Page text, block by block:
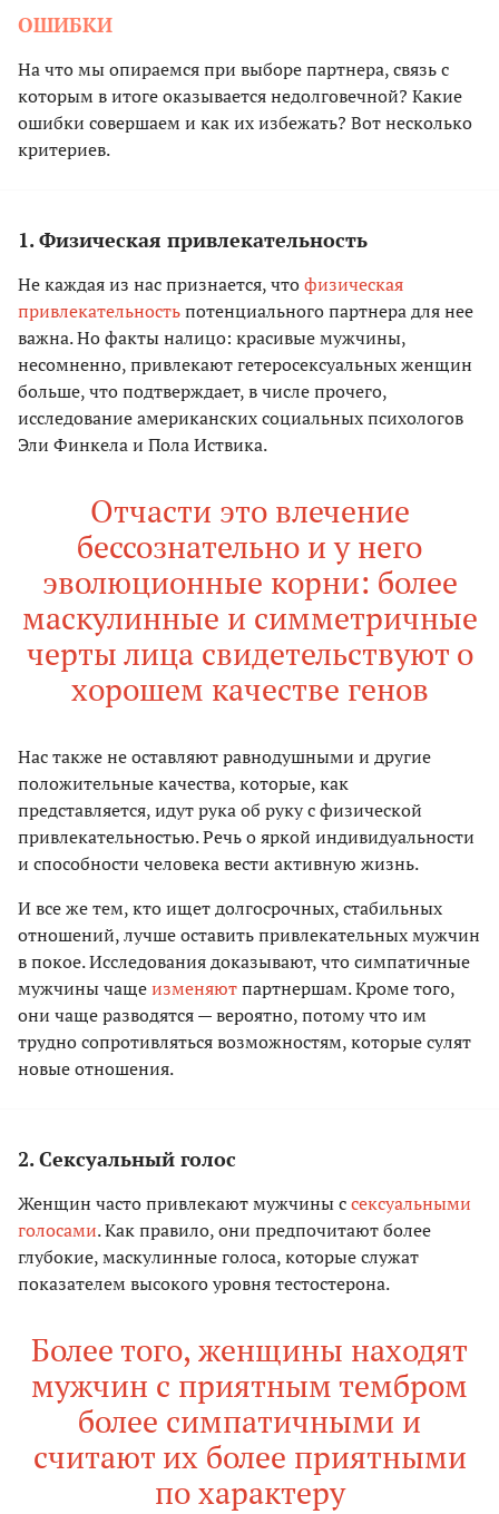
ОШИБКИ
На что мы опираемся при выборе партнера, связь с
которым в итоге оказывается недолговечной? Какие
ошибки совершаем и как их избежать? Вот несколько
критериев.
1. Физическая привлекательность
Не каждая из нас признается, чтофизическая
привлекательностьпотенциального партнера для нее
важна. Но факты налицо: красивые мужчины,
несомненно, привлекают гетеросексуальных женщин
больше, что подтверждает, в числе прочего,
исследование американских социальных психологов
Эли Финкела и Пола Иствика.
Отчасти это влечение
бессознательно и у него
эволюционные корни: более
маскулинные и симметричные
черты лица свидетельствуют о
хорошем качестве генов
Нас также не оставляют равнодушными и другие
положительные качества, которые, как
представляется, идут рука об руку с физической
привлекательностью. Речь о яркой индивидуальности
и способности человека вести активную жизнь.
И все же тем, кто ищет долгосрочных, стабильных
отношений, лучше оставить привлекательных мужчин
в покое. Исследования доказывают, что симпатичные
мужчины чащеизменяютпартнершам. Кроме того,
они чаще разводятся — вероятно, потому что им
трудно сопротивляться возможностям, которые сулят
новые отношения.
2. Сексуальный голос
Женщин часто привлекают мужчины ссексуальными
голосами. Как правило, они предпочитают более
глубокие, маскулинные голоса, которые служат
показателем высокого уровня тестостерона.
Более того, женщины находят
мужчин с приятным тембром
более симпатичными и
считают их более приятными
по характеру